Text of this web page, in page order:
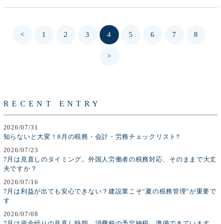
< 1 2 3 4 5 6 7 8
>
RECENT ENTRY
2026/07/31
知らないと大変！8月の税務・会計・労務チェックリスト‼
2026/07/23
7月は見直しのタイミング。外国人労働者の税務対応、そのままで大丈
夫ですか？
2026/07/16
7月は利益が出ても安心できない？建設業こそ“夏の税務管理”が重要で
す
2026/07/08